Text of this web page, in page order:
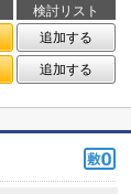
検討リスト
追加する
追加する